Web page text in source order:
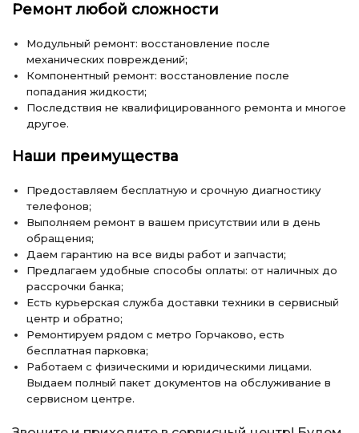
Ремонт любой сложности
Модульный ремонт: восстановление после
механических повреждений;
Компонентный ремонт: восстановление после
попадания жидкости;
Последствия не квалифицированного ремонта и многое
другое.
Наши преимущества
Предоставляем бесплатную и срочную диагностику
телефонов;
Выполняем ремонт в вашем присутствии или в день
обращения;
Даем гарантию на все виды работ и запчасти;
Предлагаем удобные способы оплаты: от наличных до
рассрочки банка;
Есть курьерская служба доставки техники в сервисный
центр и обратно;
Ремонтируем рядом с метро Горчаково, есть
бесплатная парковка;
Работаем с физическими и юридическими лицами.
Выдаем полный пакет документов на обслуживание в
сервисном центре.